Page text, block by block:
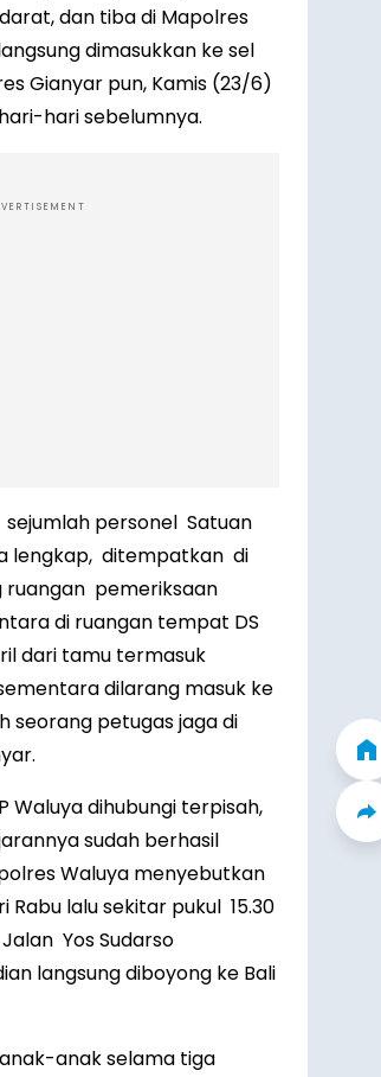
dan tiba di Mapolres
dimasukkan ke sel
Gianyar pun, Kamis (23/6)
hari sebelumnya.
sejumlah personel Satuan
lengkap, ditempatkan di
ruangan pemeriksaan
di ruangan tempat DS
dari tamu termasuk
dilarang masuk ke
seorang petugas jaga di
Waluya dihubungi terpisah,
sudah berhasil
Waluya menyebutkan
Rabu lalu sekitar pukul 15.30
Yos Sudarso
langsung diboyong ke Bali
anak selama tiga